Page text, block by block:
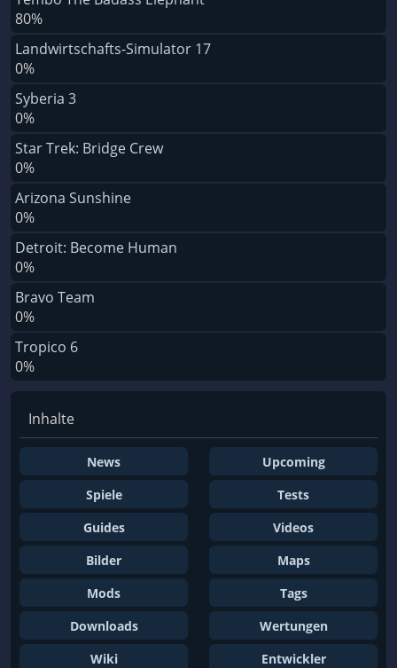
80%
Landwirtschafts-Simulator 17
0%
Syberia 3
0%
Star Trek: Bridge Crew
0%
Arizona Sunshine
0%
Detroit: Become Human
0%
Bravo Team
0%
Tropico 6
0%
Inhalte
News
Upcoming
Spiele
Tests
Guides
Videos
Bilder
Maps
Mods
Tags
Downloads
Wertungen
Wiki
Entwickler